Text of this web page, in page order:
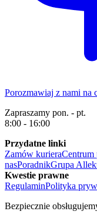
Porozmawiaj z nami na
Zapraszamy pon. - pt.
8:00 - 16:00
Przydatne linki
Zamów kurieraCentrum
nasPoradnikGrupa
Kwestie prawne
RegulaminPolityka
Bezpiecznie